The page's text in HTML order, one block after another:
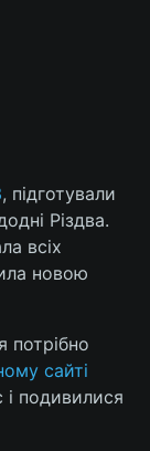
, підготували
Різдва.
всіх
новою
потрібно
сайті
подивилися